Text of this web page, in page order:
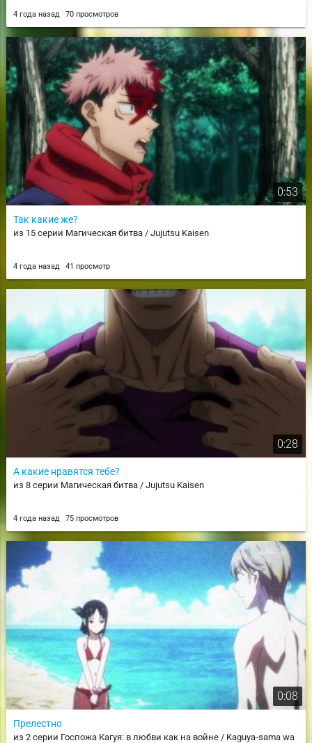
4 года назад 70 просмотров
0:53
Так какие же?
из 15 серии Магическая битва / Jujutsu Kaisen
4 года назад 41 просмотр
0:28
А какие нравятся тебе?
из 8 серии Магическая битва / Jujutsu Kaisen
4 года назад 75 просмотров
0:08
Прелестно
из 2 серии Госпожа Кагуя: в любви как на войне / Kaguya-sama wa